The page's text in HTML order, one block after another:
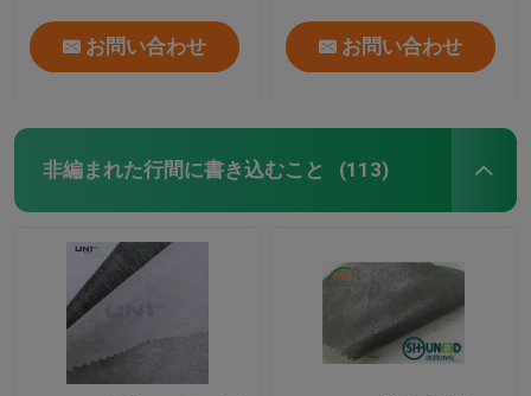
お問い合わせ お問い合わせ
非編まれた行間に書き込むこと (113)